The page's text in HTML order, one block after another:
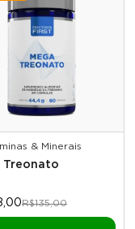
& Minerais
Treonato
R$135,00